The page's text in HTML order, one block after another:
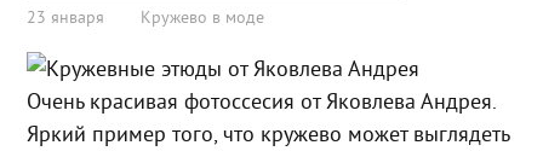
23 января Кружево в моде
Очень красивая фотоссесия от Яковлева Андрея.
Яркий пример того, что кружево может выглядеть